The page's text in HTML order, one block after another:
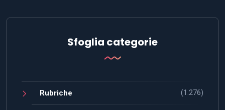
Sfoglia categorie
Rubriche (1.276)